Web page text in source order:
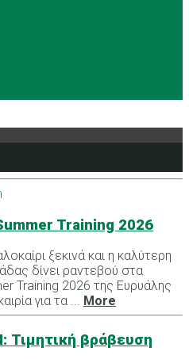
Training 2026
ξεκινά και η καλύτερη
δίνει ραντεβού στα
Training 2026 της Ευρυάλης
για τα ... More
βράβευση